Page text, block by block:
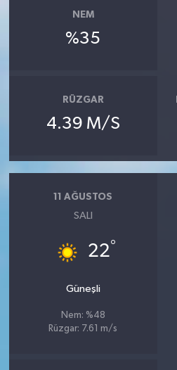
NEM
%35
RÜZGAR
4.39 M/S
11 AĞUSTOS
SALI
22°
Güneşli
Nem: %48
Rüzgar: 7.61 m/s